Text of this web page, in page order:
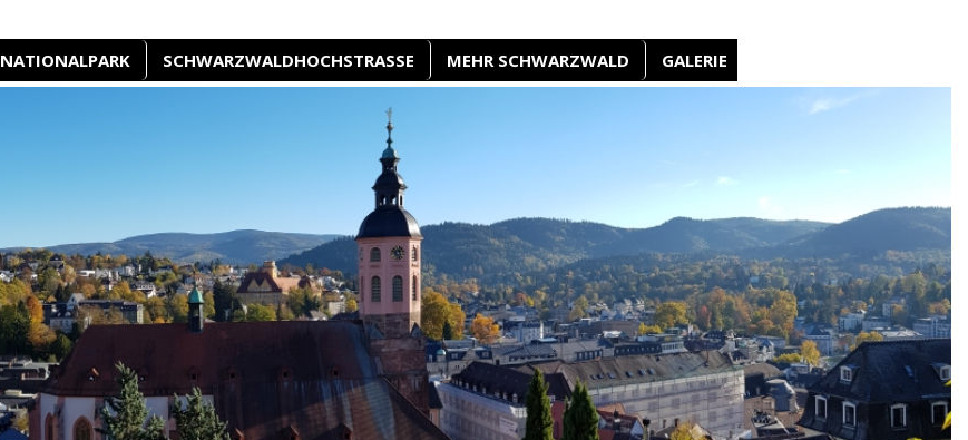
NATIONALPARK SCHWARZWALDHOCHSTRASSE MEHR SCHWARZWALD GALERIE